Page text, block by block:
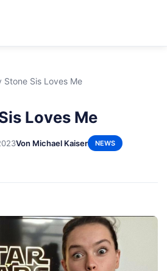
Stone Sis Loves Me
Loves Me
Von Michael Kaiser NEWS